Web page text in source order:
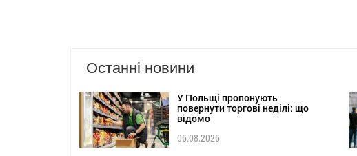
Останні новини
У Польщі пропонують
повернути торгові неділі: що
відомо
06.08.2026